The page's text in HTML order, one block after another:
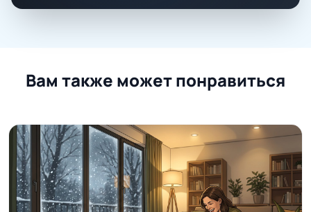
Вам также может понравиться